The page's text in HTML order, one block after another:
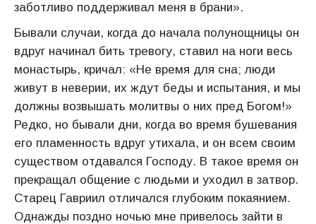
заботливо поддерживал меня в брани».
Бывали случаи, когда до начала полунощницы он
вдруг начинал бить тревогу, ставил на ноги весь
монастырь, кричал: «Не время для сна; люди
живут в неверии, их ждут беды и испытания, и мы
должны возвышать молитвы о них пред Богом!»
Редко, но бывали дни, когда во время бушевания
его пламенность вдруг утихала, и он всем своим
существом отдавался Господу. В такое время он
прекращал общение с людьми и уходил в затвор.
Старец Гавриил отличался глубоким покаянием.
Однажды поздно ночью мне привелось зайти в